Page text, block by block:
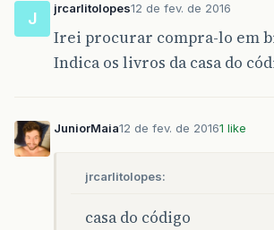
J
jrcarlitolopes12 de fev. de 2016
Irei procurar compra-lo em
Indica os livros da casa do
JuniorMaia12 de fev. de 20161 like
jrcarlitolopes:
casa do código